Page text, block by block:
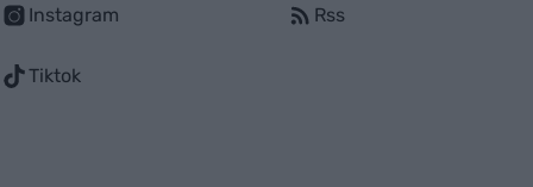
Instagram
Tiktok
Rss